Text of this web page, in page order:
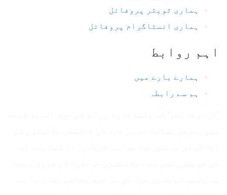
ہماری ٹویٹر پروفائل
ہماری انسٹاگرام پروفائل
اہم روابط
ہمارے بارے میں
ہم سے رابطہ